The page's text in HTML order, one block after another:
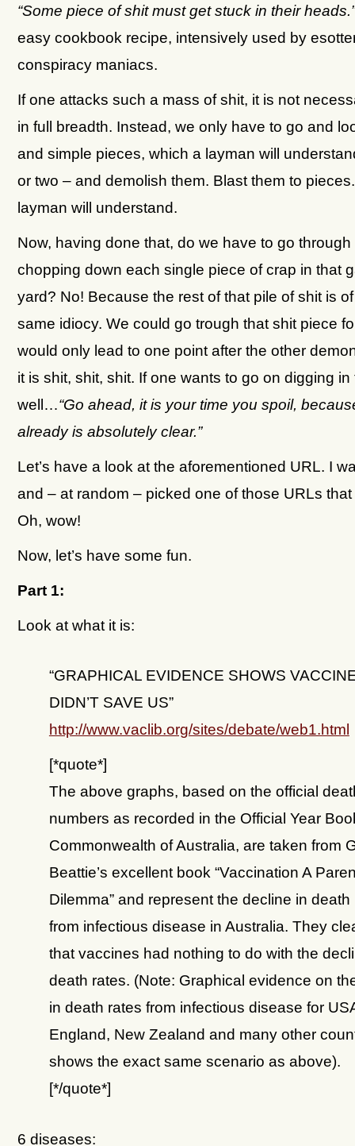
“Some piece of shit must get stuck in their heads.”
easy cookbook recipe, intensively used by
conspiracy maniacs.
If one attacks such a mass of shit, it is not
in full breadth. Instead, we only have to go and
and simple pieces, which a layman will
or two – and demolish them. Blast them to
layman will understand.
Now, having done that, do we have to go
chopping down each single piece of crap in that
yard? No! Because the rest of that pile of shit is
same idiocy. We could go trough that shit piece
would only lead to one point after the other
it is shit, shit, shit. If one wants to go on digging in
well…“Go ahead, it is your time you spoil,
already is absolutely clear.”
Let’s have a look at the aforementioned URL. I
and – at random – picked one of those URLs
Oh, wow!
Now, let’s have some fun.
Part 1:
Look at what it is:
“GRAPHICAL EVIDENCE SHOWS
DIDN’T SAVE US”
http://www.vaclib.org/sites/debate/web1.html
[*quote*]
The above graphs, based on the official
numbers as recorded in the Official Year
Commonwealth of Australia, are taken from
Beattie’s excellent book “Vaccination A
Dilemma” and represent the decline in death
from infectious disease in Australia. They
that vaccines had nothing to do with the
death rates. (Note: Graphical evidence on
in death rates from infectious disease for
England, New Zealand and many other
shows the exact same scenario as above).
[*/quote*]
6 diseases: